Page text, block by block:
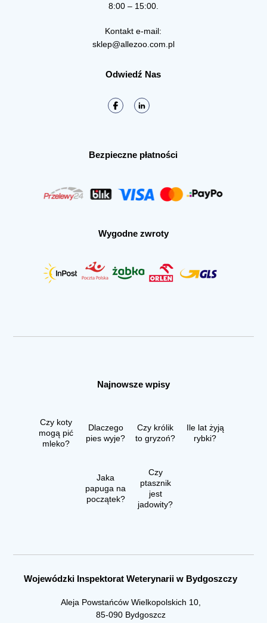
8:00 – 15:00.
Kontakt e-mail:
sklep@allezoo.com.pl
Odwiedź Nas
Bezpieczne płatności
Wygodne zwroty
Najnowsze wpisy
Czy koty
mogą pić
mleko?
Dlaczego
pies wyje?
Czy królik
to gryzoń?
Ile lat żyją
rybki?
Jaka
papuga na
początek?
Czy
ptasznik
jest
jadowity?
Wojewódzki Inspektorat Weterynarii w Bydgoszczy
Aleja Powstańców Wielkopolskich 10,
85-090 Bydgoszcz